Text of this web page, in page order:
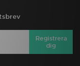
Registrera
dig